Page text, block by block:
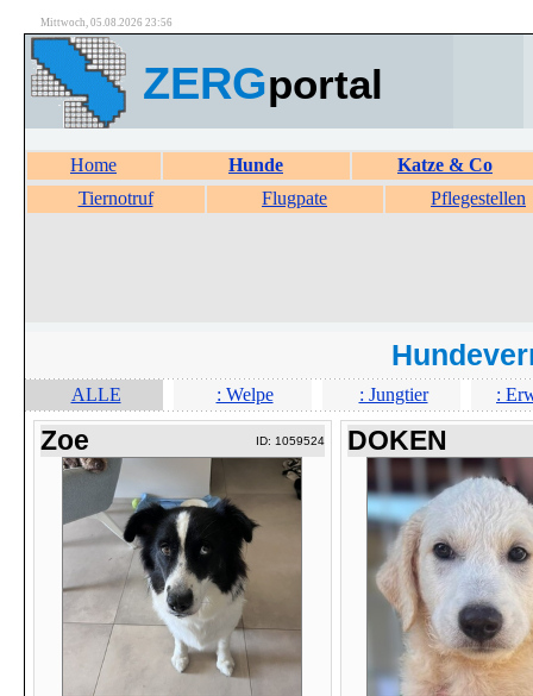
Mittwoch, 05.08.2026 23:56
ZERGportal
Home Hunde
Katze & Co
Tiernotruf
Flugpate Pflegestellen
ALLE : Welpe : Jungtier :
Zoe ID: 1059524 DOKEN